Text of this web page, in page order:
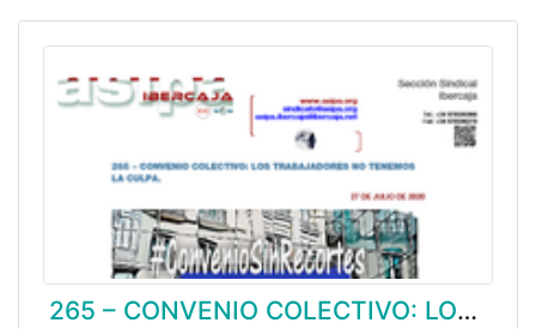
265 – CONVENIO COLECTIVO: LOS TRABAJADORES NO TENEMOS LA CULPA